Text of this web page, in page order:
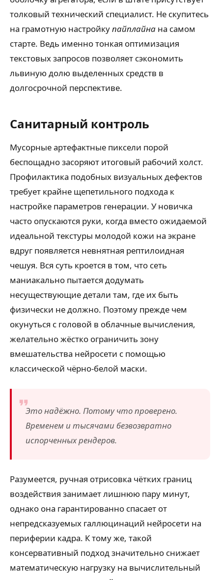
толковый технический специалист. Не скупитесь
на грамотную настройкупайплайна на самом
старте. Ведь именно тонкая оптимизация
текстовых запросов позволяет сэкономить
львиную долю выделенных средств в
долгосрочной перспективе.
Санитарный контроль
Мусорные артефактные пиксели порой
беспощадно засоряют итоговый рабочий холст.
Профилактика подобных визуальных дефектов
требует крайне щепетильного подхода к
настройке параметров генерации. У новичка
часто опускаются руки, когда вместо ожидаемой
идеальной текстуры молодой кожи на экране
вдруг появляется невнятная рептилоидная
чешуя. Вся суть кроется в том, что сеть
маниакально пытается додумать
несуществующие детали там, где их быть
физически не должно. Поэтому прежде чем
окунуться с головой в облачные вычисления,
желательно жёстко ограничить зону
вмешательства нейросети с помощью
классической чёрно-белой маски.
Это надёжно. Потому что проверено.
Временем и тысячами безвозвратно
испорченных рендеров.
Разумеется, ручная отрисовка чётких границ
воздействия занимает лишнюю пару минут,
однако она гарантированно спасает от
непредсказуемых галлюцинаций нейросети на
периферии кадра. К тому же, такой
консервативный подход значительно снижает
математическую нагрузку на вычислительный